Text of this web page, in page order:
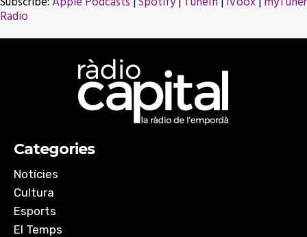
SHARE
Radio
Categories
Notícies
Cultura
Esports
El Temps